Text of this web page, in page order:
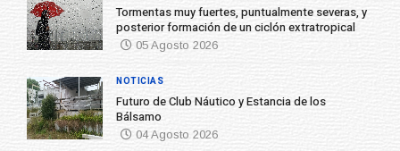
Tormentas muy fuertes, puntualmente severas, y
posterior formación de un ciclón extratropical
05 Agosto 2026
Futuro de Club Náutico y Estancia de los
Bálsamo
04 Agosto 2026
NOTICIAS